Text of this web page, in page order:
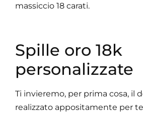
massiccio 18 carati.
Spille oro 18k
personalizzate
Ti invieremo, per prima cosa, il
realizzato appositamente per